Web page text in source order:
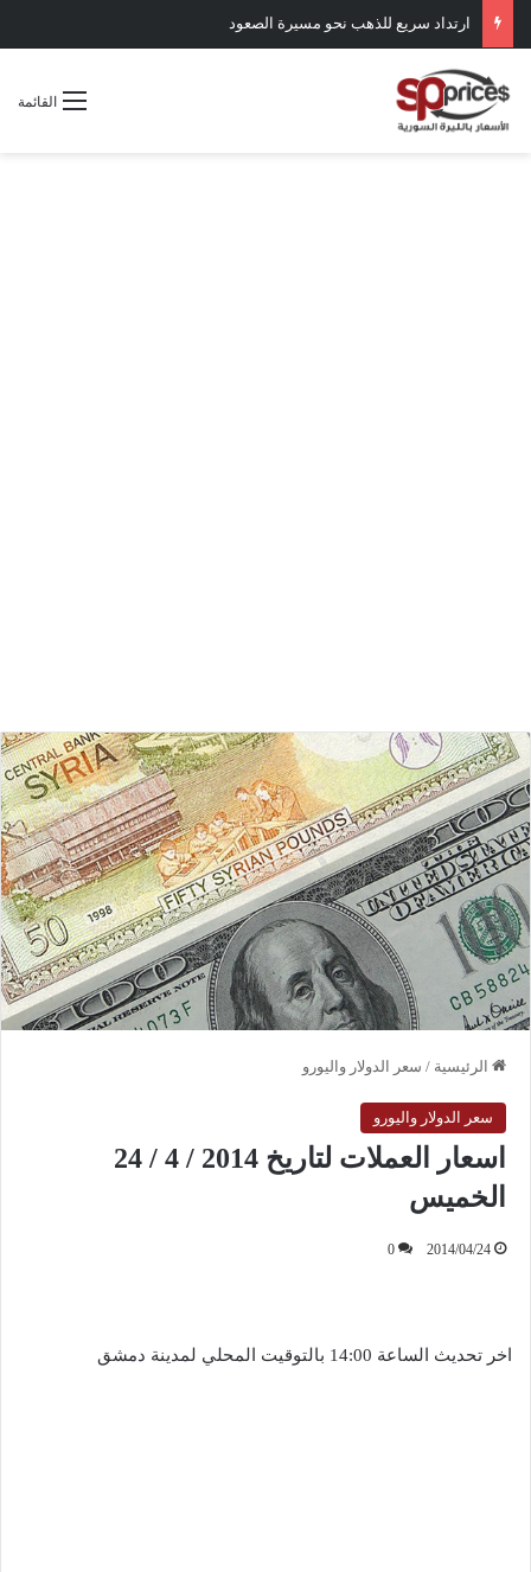
ارتداد سريع للذهب نحو مسيرة الصعود
القائمة
الرئيسية / سعر الدولار واليورو
سعر الدولار واليورو
اسعار العملات لتاريخ 2014 / 4 / 24
الخميس
2014/04/24
0
اخر تحديث الساعة 14:00 بالتوقيت المحلي لمدينة دمشق